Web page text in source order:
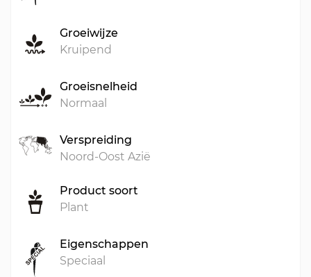
Groeiwijze
Kruipend
Groeisnelheid
Normaal
Verspreiding
Noord-Oost Azië
Product soort
Plant
Eigenschappen
Speciaal